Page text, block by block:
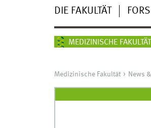
DIE FAKULTÄT
MEDIZINISCHE
Medizinische Fakultät News